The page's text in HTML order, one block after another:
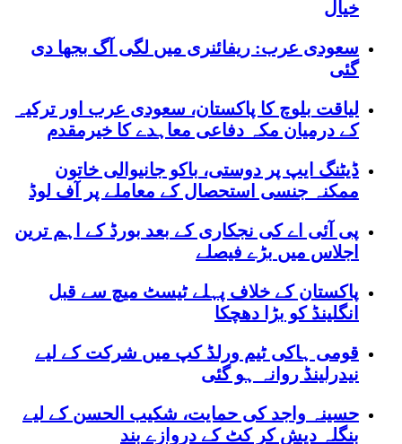
خیال
سعودی عرب: ریفائنری میں لگی آگ بجھا دی
گئی
لیاقت بلوچ کا پاکستان، سعودی عرب اور ترکیہ
کے درمیان مکہ دفاعی معاہدے کا خیرمقدم
ڈیٹنگ ایپ پر دوستی، باکو جانیوالی خاتون
ممکنہ جنسی استحصال کے معاملے پر آف لوڈ
پی آئی اے کی نجکاری کے بعد بورڈ کے اہم ترین
اجلاس میں بڑے فیصلے
پاکستان کے خلاف پہلے ٹیسٹ میچ سے قبل
انگلینڈ کو بڑا دھچکا
قومی ہاکی ٹیم ورلڈ کپ میں شرکت کے لیے
نیدرلینڈ روانہ ہو گئی
حسینہ واجد کی حمایت، شکیب الحسن کے لیے
بنگلہ دیش کر کٹ کے دروازے بند